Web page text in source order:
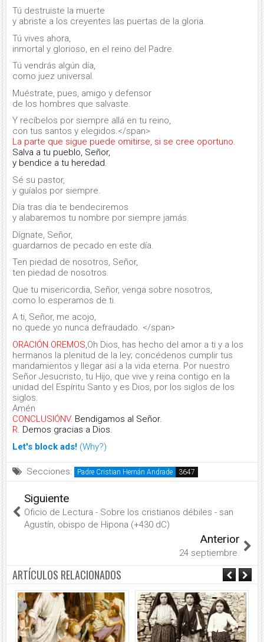
Tú destruiste la muerte
y abriste a los creyentes las puertas de la gloria.
Tú vives ahora,
inmortal y glorioso, en el reino del Padre.
Tú vendrás algún día,
como juez universal.
Muéstrate, pues, amigo y defensor
de los hombres que salvaste.
Y recíbelos por siempre allá en tu reino,
con tus santos y elegidos.</span>
La parte que sigue puede omitirse, si se cree oportuno.
Salva a tu pueblo, Señor,
y bendice a tu heredad.
Sé su pastor,
y guíalos por siempre.
Día tras día te bendeciremos
y alabaremos tu nombre por siempre jamás.
Dígnate, Señor,
guardarnos de pecado en este día.
Ten piedad de nosotros, Señor,
ten piedad de nosotros.
Que tu misericordia, Señor, venga sobre nosotros,
como lo esperamos de ti.
A ti, Señor, me acojo,
no quede yo nunca defraudado. </span>
ORACIÓN. OREMOS, Oh Dios, has hecho del amor a ti y a los
hermanos la plenitud de la ley; concédenos cumplir tus
mandamientos y llegar así a la vida eterna. Por nuestro
Señor Jesucristo, tu Hijo, que vive y reina contigo en la
unidad del Espíritu Santo y es Dios, por los siglos de los
siglos.
Amén
CONCLUSIÓNV. Bendigamos al Señor.
R. Demos gracias a Dios.
Let's block ads! (Why?)
Secciones: Padre Cristian Hernán Andrade
Siguiente
Oficio de Lectura - Sobre los cristianos débiles - san
Agustín, obispo de Hipona (+430 dC)
Anterior
24 septiembre.
ARTÍCULOS RELACIONADOS